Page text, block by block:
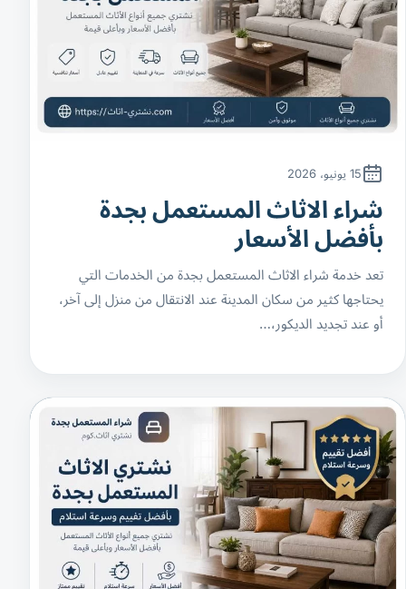
15 يونيو، 2026
شراء الاثاث المستعمل بجدة
بأفضل الأسعار
تعد خدمة شراء الاثاث المستعمل بجدة من الخدمات التي
يحتاجها كثير من سكان المدينة عند الانتقال من منزل إلى آخر،
أو عند تجديد الديكور،…